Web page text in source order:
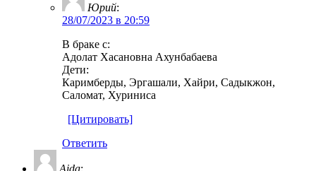
Юрий:
28/07/2023 в 20:59
В браке с:
Адолат Хасановна Ахунбабаева
Дети:
Каримберды, Эргашали, Хайри, Садыкжон,
Саломат, Хуриниса
[Цитировать]
Ответить
Aida: